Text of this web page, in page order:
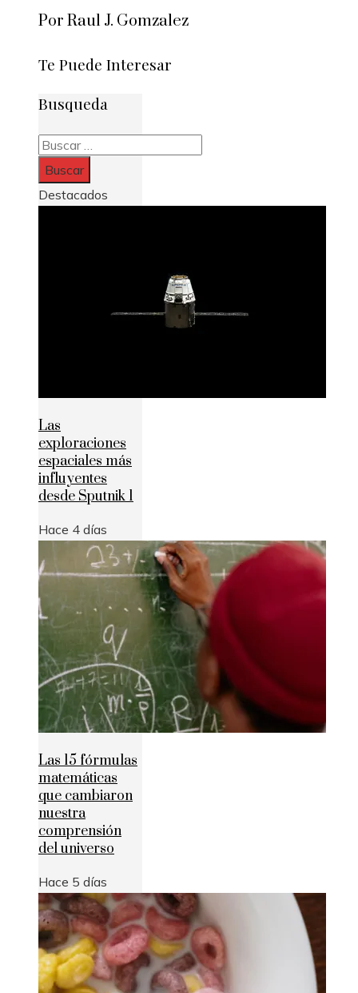
Por Raul J. Gomzalez
Te Puede Interesar
Busqueda
Buscar:
Destacados
Las
exploraciones
espaciales más
influyentes
desde Sputnik 1
Hace 4 días
Las 15 fórmulas
matemáticas
que cambiaron
nuestra
comprensión
del universo
Hace 5 días